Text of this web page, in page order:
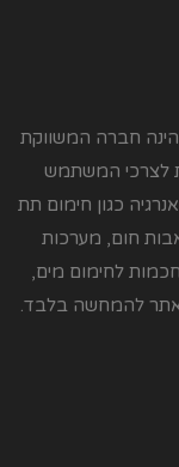
חברה המשווקת
לצרכי המשתמש
כגון חימום תת
חום, מערכות
לחימום מים,
להמחשה בלבד.